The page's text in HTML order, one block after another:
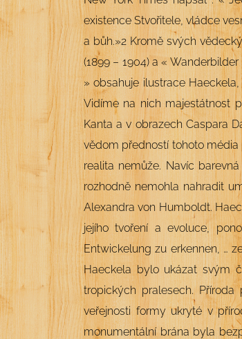
existence Stvořitele, vládce
a bůh.»2Kromě svých
(1899 – 1904) a «
» obsahuje ilustrace
Vidíme na nich majestátnost
Kanta a v obrazech Caspara
vědom předností tohoto
realita nemůže. Navíc
rozhodně nemohla nahradit
Alexandra von Humboldt.
jejího tvoření a evoluce,
Entwickelung zu erkennen, …
Haeckela bylo ukázat svým
tropických pralesech.
veřejnosti formy ukryté v
monumentální brána byla